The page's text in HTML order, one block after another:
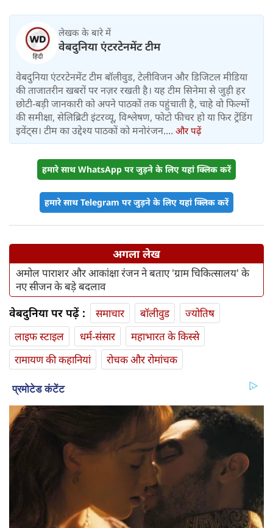
लेखक के बारे में
वेबदुनिया एंटरटेनमेंट टीम
वेबदुनिया एंटरटेनमेंट टीम बॉलीवुड, टेलीविजन और डिजिटल मीडिया
की ताजातरीन खबरों पर नज़र रखती है। यह टीम सिनेमा से जुड़ी हर
छोटी-बड़ी जानकारी को अपने पाठकों तक पहुंचाती है, चाहे वो फिल्मों
की समीक्षा, सेलिब्रिटी इंटरव्यू, विश्लेषण, फोटो फीचर हो या फिर ट्रेंडिंग
इवेंट्स। टीम का उद्देश्य पाठकों को मनोरंजन.... और पढ़ें
हमारे साथ WhatsApp पर जुड़ने के लिए यहां क्लिक करें
हमारे साथ Telegram पर जुड़ने के लिए यहां क्लिक करें
अगला लेख
अमोल पाराशर और आकांक्षा रंजन ने बताए 'ग्राम चिकित्सालय' के
नए सीजन के बड़े बदलाव
वेबदुनिया पर पढ़ें : समाचार बॉलीवुड
ज्योतिष
लाइफ स्‍टाइल
धर्म-संसार
महाभारत के किस्से
रामायण की कहानियां
रोचक और रोमांचक